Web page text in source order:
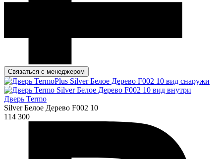
Связаться с менеджером
Дверь Termo
Silver Белое Дерево F002 10
114 300